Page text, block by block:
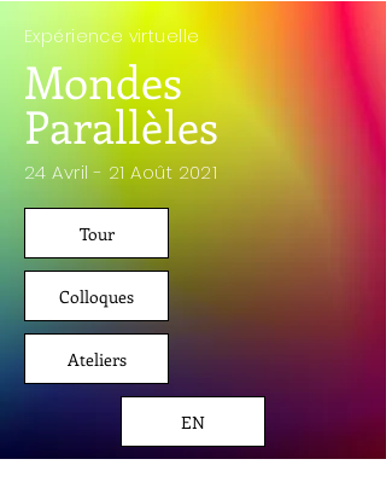
Expérience virtuelle
Mondes
Parallèles
24 Avril - 21 Août 2021
Tour
Colloques
Ateliers
EN